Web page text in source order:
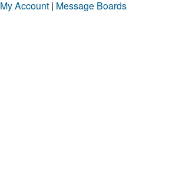
My Account | Message Boards